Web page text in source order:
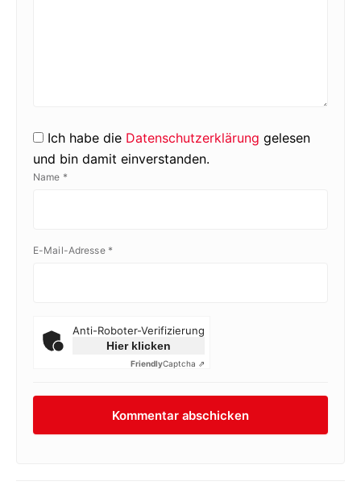
Ich habe die Datenschutzerklärung gelesen
und bin damit einverstanden.
Name *
E-Mail-Adresse *
Anti-Roboter-Verifizierung
Hier klicken
FriendlyCaptcha ⇗